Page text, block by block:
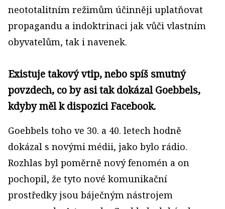
neototalitním režimům účinněji uplatňovat
propagandu a indoktrinaci jak vůči vlastním
obyvatelům, tak i navenek.
Existuje takový vtip, nebo spíš smutný
povzdech, co by asi tak dokázal Goebbels,
kdyby měl k dispozici Facebook.
Goebbels toho ve 30. a 40. letech hodně
dokázal s novými médii, jako bylo rádio.
Rozhlas byl poměrně nový fenomén a on
pochopil, že tyto nové komunikační
prostředky jsou báječným nástrojem